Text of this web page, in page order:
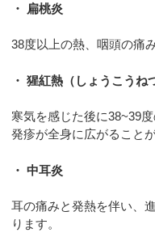
・ 扁桃炎
38度以上の熱、咽頭の痛
・ 猩紅熱（しょうこうね
寒気を感じた後に38~39
発疹が全身に広がること
・ 中耳炎
耳の痛みと発熱を伴い、
ります。